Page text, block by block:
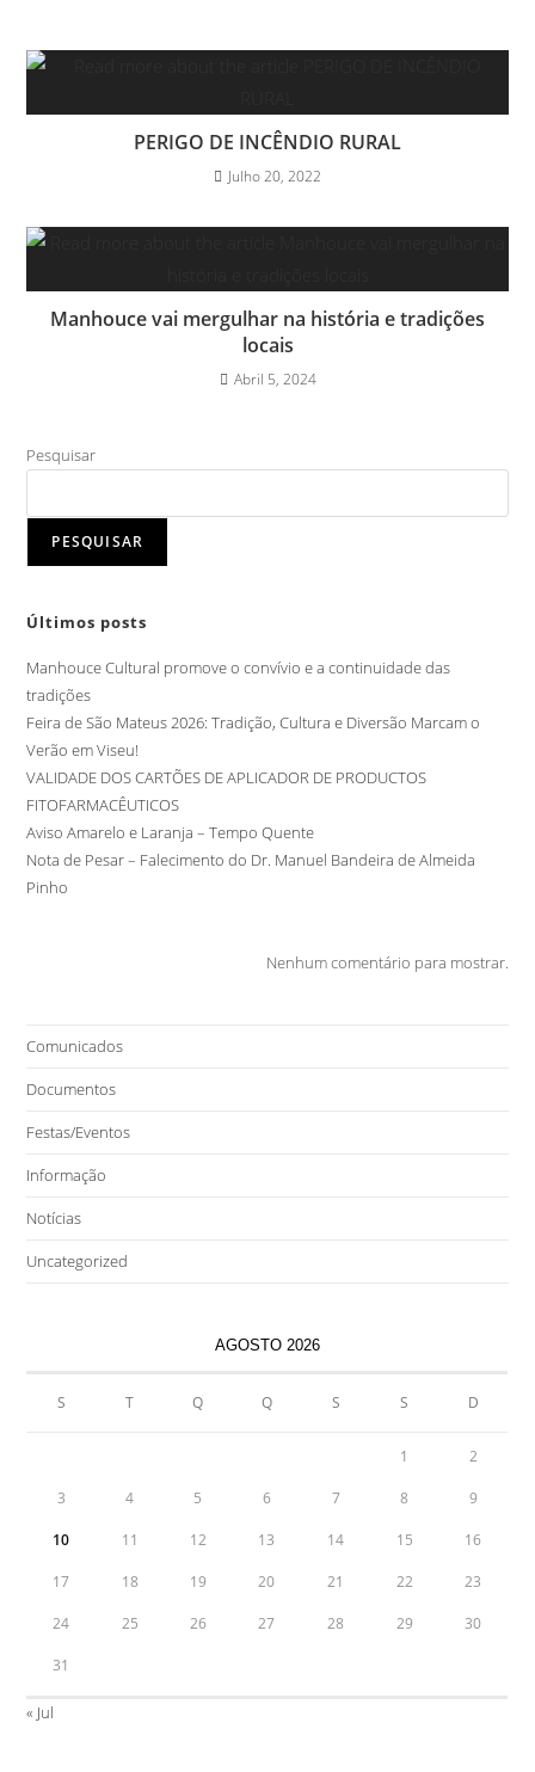
PERIGO DE INCÊNDIO RURAL
Julho 20, 2022
Manhouce vai mergulhar na história e tradições
locais
Abril 5, 2024
Pesquisar
PESQUISAR
Últimos posts
Manhouce Cultural promove o convívio e a continuidade das
tradições
Feira de São Mateus 2026: Tradição, Cultura e Diversão Marcam o
Verão em Viseu!
VALIDADE DOS CARTÕES DE APLICADOR DE PRODUCTOS
FITOFARMACÊUTICOS
Aviso Amarelo e Laranja – Tempo Quente
Nota de Pesar – Falecimento do Dr. Manuel Bandeira de Almeida
Pinho
Nenhum comentário para mostrar.
Comunicados
Documentos
Festas/Eventos
Informação
Notícias
Uncategorized
AGOSTO 2026
S T Q Q S S D
1 2
3 4 5 6 7 8 9
10 11 12 13 14 15 16
17 18 19 20 21 22 23
24 25 26 27 28 29 30
31
« Jul